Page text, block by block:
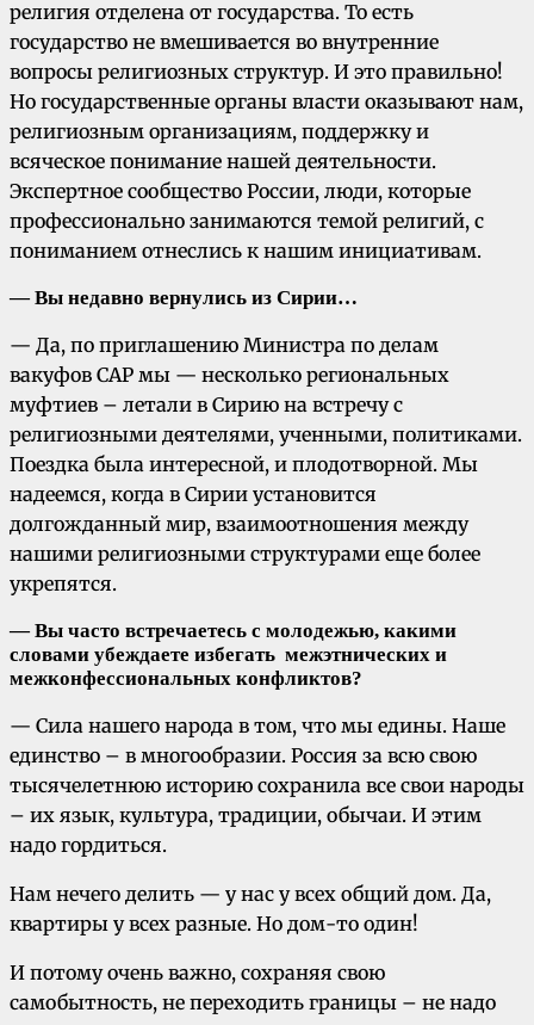
религия отделена от государства. То есть
государство не вмешивается во внутренние
вопросы религиозных структур. И это правильно!
Но государственные органы власти оказывают нам,
религиозным организациям, поддержку и
всяческое понимание нашей деятельности.
Экспертное сообщество России, люди, которые
профессионально занимаются темой религий, с
пониманием отнеслись к нашим инициативам.
— Вы недавно вернулись из Сирии…
— Да, по приглашению Министра по делам
вакуфов САР мы — несколько региональных
муфтиев – летали в Сирию на встречу с
религиозными деятелями, ученными, политиками.
Поездка была интересной, и плодотворной. Мы
надеемся, когда в Сирии установится
долгожданный мир, взаимоотношения между
нашими религиозными структурами еще более
укрепятся.
—Вы часто встречаетесь с молодежью, какими
словами убеждаете избегать межэтнических и
межконфессиональных конфликтов?
— Сила нашего народа в том, что мы едины. Наше
единство – в многообразии. Россия за всю свою
тысячелетнюю историю сохранила все свои народы
– их язык, культура, традиции, обычаи. И этим
надо гордиться.
Нам нечего делить — у нас у всех общий дом. Да,
квартиры у всех разные. Но дом-то один!
И потому очень важно, сохраняя свою
самобытность, не переходить границы – не надо